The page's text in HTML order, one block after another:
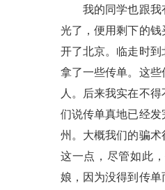
我的同学也跟我
光了，便用剩下的
开了北京。临走时
拿了一些传单。这
人。后来我实在不
们说传单真地已经
州。大概我们的骗术
这一点，尽管如此
娘，因为没得到传单